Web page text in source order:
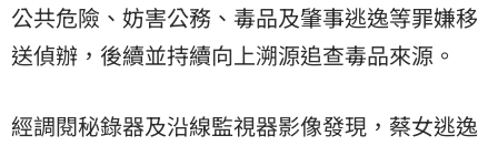
公共危險、妨害公務、毒品及肇事逃逸等罪嫌移
送偵辦，後續並持續向上溯源追查毒品來源。
經調閱秘錄器及沿線監視器影像發現，蔡女逃逸